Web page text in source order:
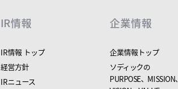
IR情報
IR情報 トップ
経営方針
IRニュース
企業情報
企業情報トップ
ソディックの
PURPOSE、MISSION、